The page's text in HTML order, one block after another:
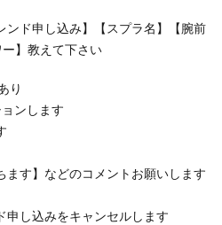
ンド申し込み】【スプラ名】【腕前
】教えて下さい
り
ンします
ます】などのコメントお願いします
申し込みをキャンセルします